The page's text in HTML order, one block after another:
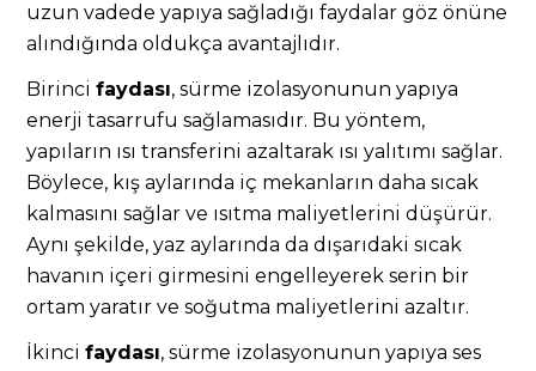
uzun vadede yapıya sağladığı faydalar göz önüne
alındığında oldukça avantajlıdır.
Birincifaydası, sürme izolasyonunun yapıya
enerji tasarrufu sağlamasıdır. Bu yöntem,
yapıların ısı transferini azaltarak ısı yalıtımı sağlar.
Böylece, kış aylarında iç mekanların daha sıcak
kalmasını sağlar ve ısıtma maliyetlerini düşürür.
Aynı şekilde, yaz aylarında da dışarıdaki sıcak
havanın içeri girmesini engelleyerek serin bir
ortam yaratır ve soğutma maliyetlerini azaltır.
İkincifaydası, sürme izolasyonunun yapıya ses